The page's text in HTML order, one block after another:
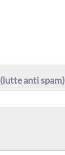
(lutte anti spam)